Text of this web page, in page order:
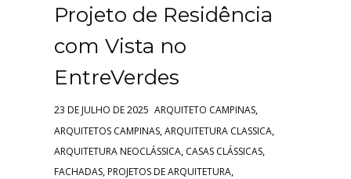
Projeto de Residência
com Vista no
EntreVerdes
23 DE JULHO DE 2025 ARQUITETO CAMPINAS,
ARQUITETOS CAMPINAS,ARQUITETURA CLASSICA,
ARQUITETURA NEOCLÁSSICA, CASAS CLÁSSICAS,
FACHADAS, PROJETOS DE ARQUITETURA,